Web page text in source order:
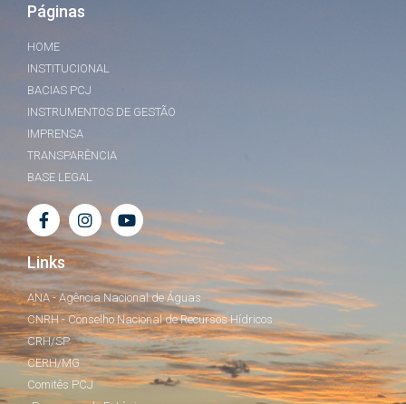
Páginas
HOME
INSTITUCIONAL
BACIAS PCJ
INSTRUMENTOS DE GESTÃO
IMPRENSA
TRANSPARÊNCIA
BASE LEGAL
Links
ANA - Agência Nacional de Águas
CNRH - Conselho Nacional de Recursos Hídricos
CRH/SP
CERH/MG
Comitês PCJ